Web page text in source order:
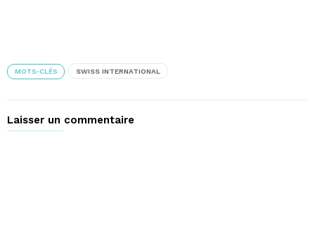
MOTS-CLÉS SWISS INTERNATIONAL
Laisser un commentaire